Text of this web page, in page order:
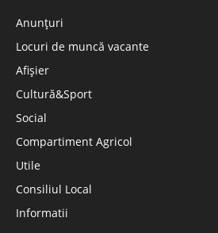
Anunțuri
Locuri de muncă vacante
Afișier
Cultură&Sport
Social
Compartiment Agricol
Utile
Consiliul Local
Informatii